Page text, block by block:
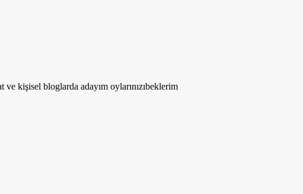
kişisel bloglarda adayım oylarınızıbeklerim